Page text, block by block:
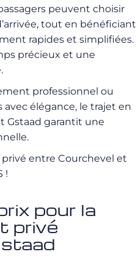
peuvent choisir
tout en bénéficiant
rapides et simplifiées.
précieux et une
professionnel ou
élégance, le trajet en
Gstaad garantit une
entre Courchevel et
!
pour la
privé